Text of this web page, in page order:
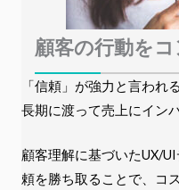
顧客の行動を
「信頼」が強力と言われ
長期に渡って売上にイン
顧客理解に基づいたUX/
頼を勝ち取ることで、コ